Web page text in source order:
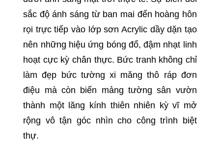
sắc độ ánh sáng từ ban mai đến hoàng hôn
rọi trực tiếp vào lớp sơn Acrylic dầy dặn tạo
nên những hiệu ứng bóng đổ, đậm nhạt linh
hoạt cực kỳ chân thực. Bức tranh không chỉ
làm đẹp bức tường xi măng thô ráp đơn
điệu mà còn biến mảng tường sân vườn
thành một lăng kính thiên nhiên kỳ vĩ mở
rộng vô tận góc nhìn cho công trình biệt
thự.